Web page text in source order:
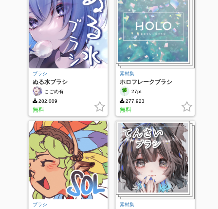
ブラシ
ぬる水ブラシ
こごめ有
282,009
無料
素材集
ホロフレークブラシ
27pt
277,923
無料
ブラシ 素材集